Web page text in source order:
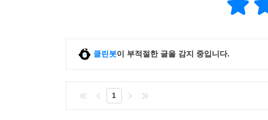
클린봇이 부적절한 글을 감지 중입니다.
1